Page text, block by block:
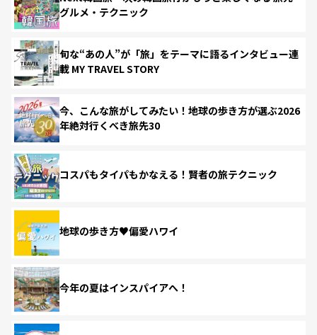
グルメ・テクニック
旬な“あの人”が「旅」をテーマに語るインタビュー連
載 MY TRAVEL STORY
今、こんな旅がしてみたい！地球の歩き方が選ぶ2026
年絶対行くべき旅先30
コスパもタイパもかなえる！賢者の旅テクニック
地球の歩き方♥偏愛ハワイ
今年の夏はインスパイアへ！